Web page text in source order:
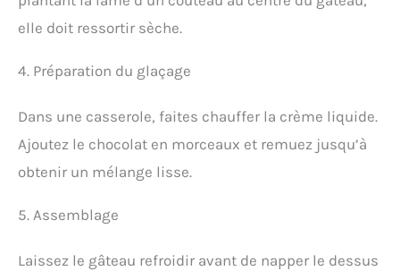
elle doit ressortir sèche.
4. Préparation du glaçage
Dans une casserole, faites chauffer la crème liquide.
Ajoutez le chocolat en morceaux et remuez jusqu’à
obtenir un mélange lisse.
5. Assemblage
Laissez le gâteau refroidir avant de napper le dessus